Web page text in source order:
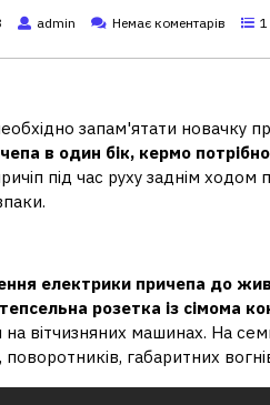
admin Немає коментарів 1
запам'ятати новачку
в один бік, кермо
під час руху заднім ходом
електрики причепа до
розетка із сімома
на вітчизняних машинах. На
поворотників, габаритних